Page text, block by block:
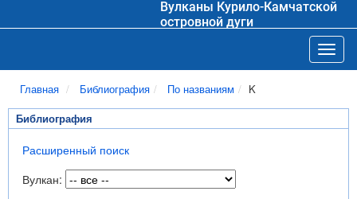
Вулканы Курило-Камчатской
островной дуги
Главная Библиография По названиям K
Библиография
Расширенный поиск
Вулкан: